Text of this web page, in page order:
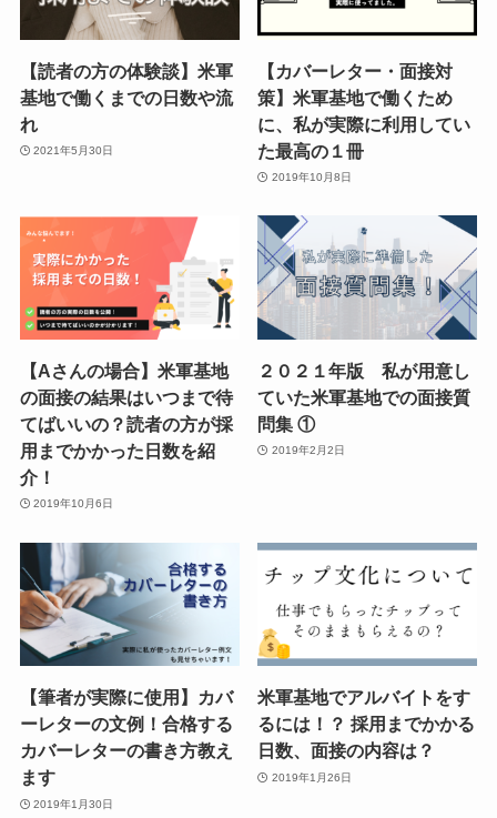
【読者の方の体験談】米軍
基地で働くまでの日数や流
れ
2021年5月30日
【カバーレター・面接対
策】米軍基地で働くため
に、私が実際に利用してい
た最高の１冊
2019年10月8日
【Aさんの場合】米軍基地
の面接の結果はいつまで待
てばいいの？読者の方が採
用までかかった日数を紹
介！
2019年10月6日
２０２１年版 私が用意し
ていた米軍基地での面接質
問集 ①
2019年2月2日
【筆者が実際に使用】カバ
ーレターの文例！合格する
カバーレターの書き方教え
ます
2019年1月30日
米軍基地でアルバイトをす
るには！？ 採用までかかる
日数、面接の内容は？
2019年1月26日